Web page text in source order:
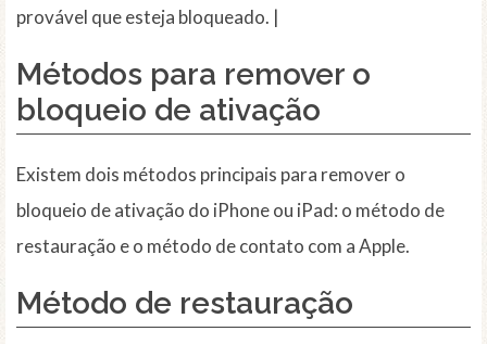
provável que esteja bloqueado. |
Métodos para remover o
bloqueio de ativação
Existem dois métodos principais para remover o
bloqueio de ativação do iPhone ou iPad: o método de
restauração e o método de contato com a Apple.
Método de restauração